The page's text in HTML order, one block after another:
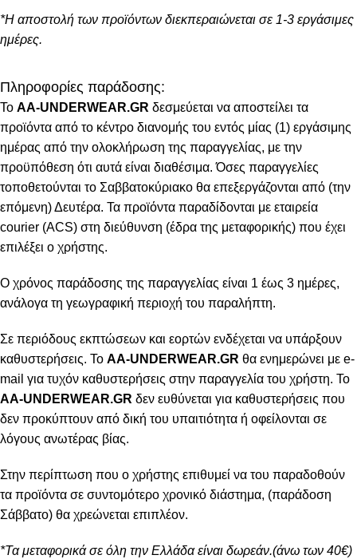
*Η αποστολή των προϊόντων διεκπεραιώνεται σε 1-3 εργάσιμες
ημέρες.
Πληροφορίες παράδοσης:
To AA-UNDERWEAR.GR δεσμεύεται να αποστείλει τα
προϊόντα από το κέντρο διανομής του εντός μίας (1) εργάσιμης
ημέρας από την ολοκλήρωση της παραγγελίας, με την
προϋπόθεση ότι αυτά είναι διαθέσιμα. Όσες παραγγελίες
τοποθετούνται το Σαββατοκύριακο θα επεξεργάζονται από (την
επόμενη) Δευτέρα. Τα προϊόντα παραδίδονται με εταιρεία
courier (ACS) στη διεύθυνση (έδρα της μεταφορικής) που έχει
επιλέξει ο χρήστης.
Ο χρόνος παράδοσης της παραγγελίας είναι 1 έως 3 ημέρες,
ανάλογα τη γεωγραφική περιοχή του παραλήπτη.
Σε περιόδους εκπτώσεων και εορτών ενδέχεται να υπάρξουν
καθυστερήσεις. Το AA-UNDERWEAR.GR θα ενημερώνει με e-
mail για τυχόν καθυστερήσεις στην παραγγελία του χρήστη. Το
AA-UNDERWEAR.GR δεν ευθύνεται για καθυστερήσεις που
δεν προκύπτουν από δική του υπαιτιότητα ή οφείλονται σε
λόγους ανωτέρας βίας.
Στην περίπτωση που ο χρήστης επιθυμεί να του παραδοθούν
τα προϊόντα σε συντομότερο χρονικό διάστημα, (παράδοση
Σάββατο) θα χρεώνεται επιπλέον.
*Τα μεταφορικά σε όλη την Ελλάδα είναι δωρεάν.(άνω των 40€)